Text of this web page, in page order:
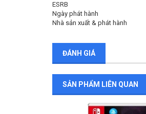
ESRB
Ngày phát hành
Nhà sản xuất & phát hành
ĐÁNH GIÁ
SẢN PHẨM LIÊN QUAN